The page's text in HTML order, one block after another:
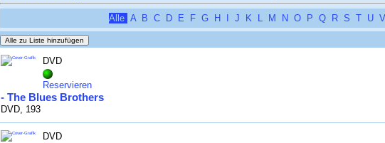
Alle A B C D E F G H J K L M N O P Q R S T U V
DVD
Reservieren
- The Blues Brothers
DVD, 193
DVD